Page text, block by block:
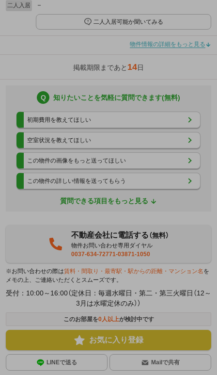
二人入居 －
二人入居可能か聞いてみる
物件情報の詳細をもっと見る
掲載期限まであと 14日
Q 知りたいことを気軽に質問できます(無料)
初期費用を教えてほしい
空室状況を教えてほしい
この物件の画像をもっと送ってほしい
この物件の詳しい情報を送ってもらう
質問できる項目をもっと見る
不動産会社に電話する（無料）
物件お問い合わせ専用ダイヤル
0037-634-72771-03871-1050
※お問い合わせの際は賃料・間取り・最寄駅・駅からの距離・マンション名 を
メモの上、ご連絡いただくとスムーズです。
受付：10:00～16:00（定休日：毎週水曜日・第二・第三火曜日（12～
3月は水曜定休のみ））
このお部屋を0人以上が検討中です
お気に入り登録
LINEで送る Mailで共有